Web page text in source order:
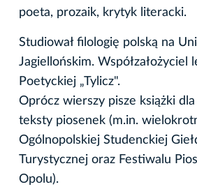
poeta, prozaik, krytyk literacki.
Studiował filologię polską na
Jagiellońskim. Współzałożyciel
Poetyckiej „Tylicz".
Oprócz wierszy pisze książki
teksty piosenek (m.in.
Ogólnopolskiej Studenckiej
Turystycznej oraz Festiwalu
Opolu).